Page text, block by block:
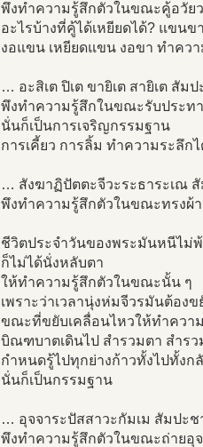
พึงทำความรู้สึกตัวในขณะคู้อวัยว
อะไรบ้างที่คู้ได้เหยียดได้? แขนข
งอแขน เหยียดแขน งอขา ทำคว
… อะสิเต ปิเต ขายิเต สายิเต สัม
พึงทำความรู้สึกในขณะรับประท
นั่นก็เป็นการเจริญกรรมฐาน
การเคี้ยว การลิ้ม ทำความระลึก
… สังฆาฏิปัตตะจีวะระธาระเณ
พึงทำความรู้สึกตัวในขณะทรงผ้
ชีวิตประจำวันของพระมันหนีไม่
ก็ไม่ได้นั่งหลับตา
ให้ทำความรู้สึกตัวในขณะนั้น ๆ
เพราะว่าเวลานุ่งห่มจีวรมันต้อง
ขณะที่ขยับเคลื่อนไหวให้ทำควา
บิณฑบาตเดินไป สำรวมตา สำรว
กำหนดรู้ไปทุกย่างก้าวทั้งไปทั้งก
นั่นก็เป็นกรรมฐาน
… อุจจาระปัสสาวะกัมเม สัมปะ
พึงทำความรู้สึกตัวในขณะถ่ายอุ